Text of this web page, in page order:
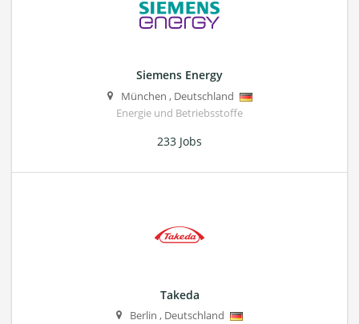
Siemens Energy
München , Deutschland
Energie und Betriebsstoffe
233 Jobs
Takeda
Berlin , Deutschland